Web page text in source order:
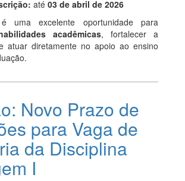
até 03 de abril de 2026
uma excelente oportunidade para
acadêmicas, fortalecer a
atuar diretamente no apoio ao ensino
Novo Prazo de
para Vaga de
da Disciplina
I